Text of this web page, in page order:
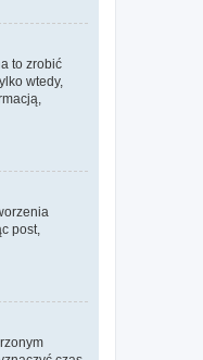
to zrobić
wtedy,
post,